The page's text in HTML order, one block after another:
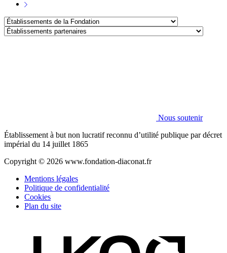
Établissements
de
la
Établissements
Nous soutenir
Établissement à but non lucratif reconnu d’utilité publique par décret
impérial du 14 juillet 1865
Copyright © 2026 www.fondation-diaconat.fr
Mentions légales
Politique de confidentialité
Cookies
Plan du site